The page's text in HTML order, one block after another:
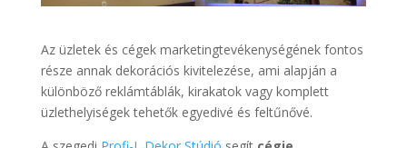
Az üzletek és cégek marketingtevékenységének fontos
része annak dekorációs kivitelezése, ami alapján a
különböző reklámtáblák, kirakatok vagy komplett
üzlethelyiségek tehetők egyedivé és feltűnővé.